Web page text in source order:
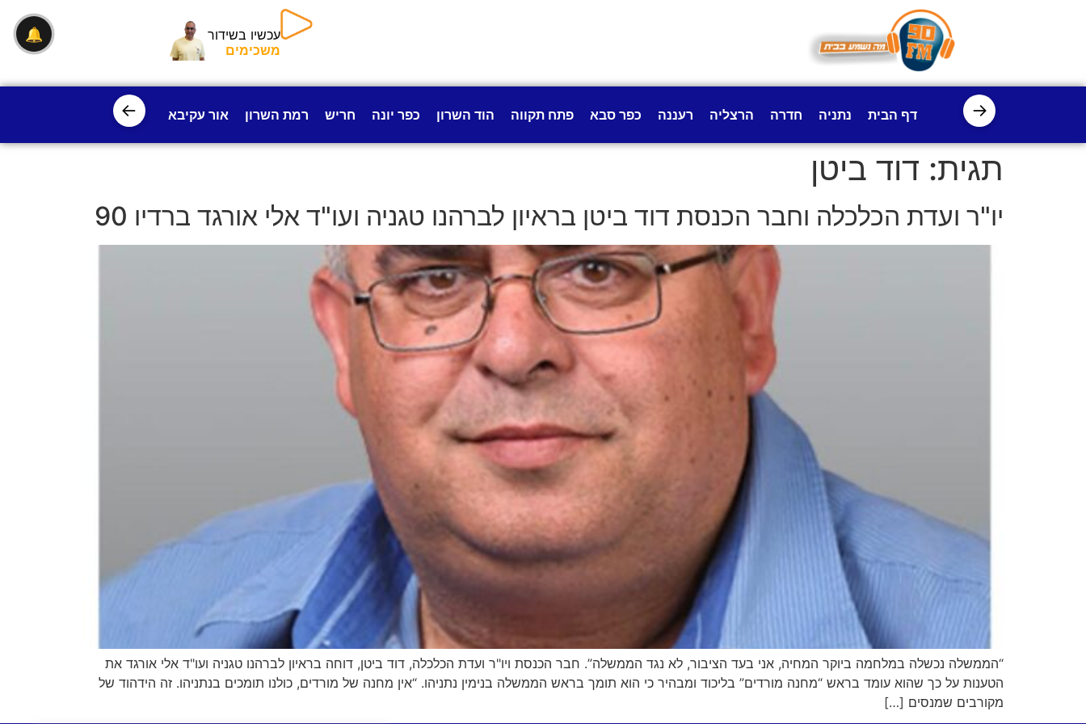
עכשיו בשידור
משכימים
→ דף הבית נתניה חדרה הרצליה רעננה כפר סבא פתח תקווה הוד השרון כפר יונה חריש רמת השרון אור עקיבא פרדס חנה
←
תגית: דוד ביטן
יו"ר ועדת הכלכלה וחבר הכנסת דוד ביטן בראיון לברהנו טגניה ועו"ד אלי אורגד ברדיו 90
“הממשלה נכשלה במלחמה ביוקר המחיה, אני בעד הציבור, לא נגד הממשלה”. חבר הכנסת ויו"ר ועדת הכלכלה, דוד ביטן, דוחה בראיון לברהנו טגניה ועו"ד אלי אורגד את
הטענות על כך שהוא עומד בראש “מחנה מורדים” בליכוד ומבהיר כי הוא תומך בראש הממשלה בנימין נתניהו. “אין מחנה של מורדים, כולנו תומכים בנתניהו. זה הידהוד של
מקורבים שמנסים […]
🔔